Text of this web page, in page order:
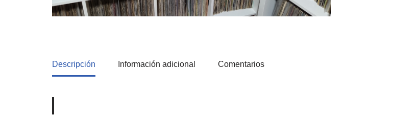
Descripción Información adicional Comentarios